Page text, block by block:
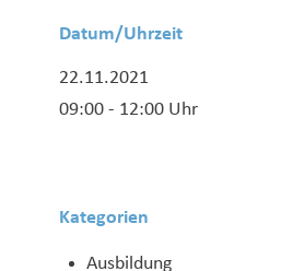
Datum/Uhrzeit
22.11.2021
09:00 - 12:00 Uhr
Kategorien
Ausbildung